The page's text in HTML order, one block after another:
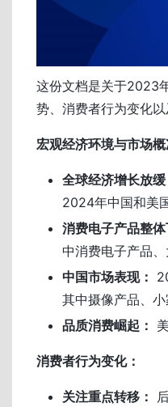
这份文档是关于2023
势、消费者行为变化以
宏观经济环境与市场概
全球经济增长放缓
2024年中国和美
消费电子产品整体
中消费电子产品、
中国市场表现：
其中摄像产品、小
品质消费崛起：
消费者行为变化：
关注重点转移：